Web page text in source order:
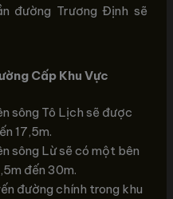
đường Trương Định sẽ
Cấp Khu Vực
sông Tô Lịch sẽ được
17,5m.
sông Lừ sẽ có một bên
đến 30m.
đường chính trong khu